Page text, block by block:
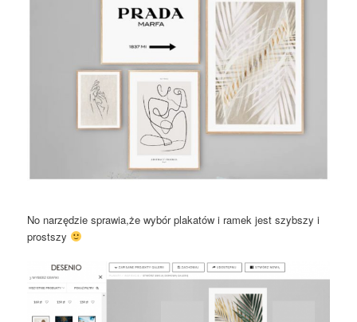
No narzędzie sprawia,że wybór plakatów i ramek jest szybszy i
prostszy